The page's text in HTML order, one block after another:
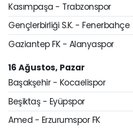
Kasımpaşa - Trabzonspor
Gençlerbirliği S.K. - Fenerbahçe
Gaziantep FK - Alanyaspor
16 Ağustos, Pazar
Başakşehir - Kocaelispor
Beşiktaş - Eyüpspor
Amed - Erzurumspor FK